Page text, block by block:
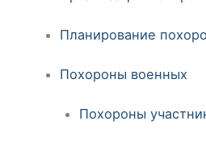
Планирование
Похороны военных
Похороны